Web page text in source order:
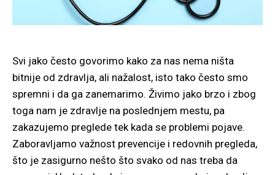
Svi jako često govorimo kako za nas nema ništa
bitnije od zdravlja, ali nažalost, isto tako često smo
spremni i da ga zanemarimo. Živimo jako brzo i zbog
toga nam je zdravlje na poslednjem mestu, pa
zakazujemo preglede tek kada se problemi pojave.
Zaboravljamo važnost prevencije i redovnih pregleda,
što je zasigurno nešto što svako od nas treba da